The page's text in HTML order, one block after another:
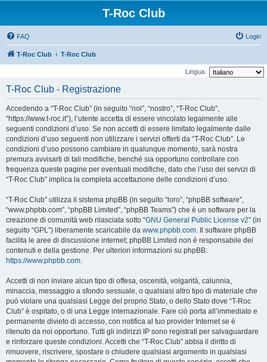
T-Roc Club
FAQ Login
T-Roc Club T-Roc Club
Lingua:
T-Roc Club - Registrazione
Accedendo a “T-Roc Club” (in seguito “noi”, “nostro”, “T-Roc Club”,
“https://www.t-roc.it”), l’utente accetta di essere vincolato legalmente alle
seguenti condizioni d’uso. Se non accetti di essere limitato legalmente dalle
condizioni d’uso seguenti non utilizzare i servizi offerti da “T-Roc Club”. Le
condizioni d’uso possono cambiare in qualunque momento, sarà nostra
premura avvisarti di tali modifiche, benché sia opportuno controllare con
frequenza queste pagine per eventuali modifiche, dato che l’uso dei servizi di
“T-Roc Club” implica la completa accettazione delle condizioni d’uso.
“T-Roc Club” utilizza il sistema phpBB (in seguito “loro”, “phpBB software”,
“www.phpbb.com”, “phpBB Limited”, “phpBB Teams”) che è un software per la
creazione di comunità web rilasciata sotto “GNU General Public License v2” (in
seguito “GPL”) liberamente scaricabile da www.phpbb.com. Il software phpBB
facilita le aree di discussione internet; phpBB Limited non è responsabile dei
contenuti e della gestione. Per ulteriori informazioni su phpBB:
https://www.phpbb.com.
Accetti di non inviare alcun tipo di offesa, oscenità, volgarità, calunnia,
minaccia, messaggio a sfondo sessuale, o qualsiasi altro tipo di materiale che
può violare una qualsiasi Legge del proprio Stato, o dello Stato dove “T-Roc
Club” è ospitato, o di una Legge internazionale. Fare ciò porta all’immediato e
permanente divieto di accesso, con notifica al tuo provider Internet se è
ritenuto da noi opportuno. Tutti gli indirizzi IP sono registrati per salvaguardare
e rinforzare queste condizioni. Accetti che “T-Roc Club” abbia il diritto di
rimuovere, riscrivere, spostare o chiudere qualsiasi argomento in qualsiasi